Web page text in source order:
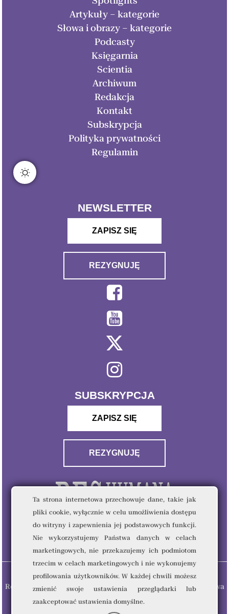
Artykuły – kategorie
Słowa i obrazy – kategorie
Podcasty
Księgarnia
Scientia
Archiwum
Redakcja
Kontakt
Subskrypcja
Polityka prywatności
Regulamin
NEWSLETTER
ZAPISZ SIĘ
REZYGNUJĘ
SUBSKRYPCJA
ZAPISZ SIĘ
REZYGNUJĘ
Res Humana & Quality Writing Sp. z o.o © 2023 - Wszelkie prawa
Ta strona internetowa przechowuje dane, takie jak
pliki cookie, wyłącznie w celu umożliwienia dostępu
do witryny i zapewnienia jej podstawowych funkcji.
Nie wykorzystujemy Państwa danych w celach
marketingowych, nie przekazujemy ich podmiotom
trzecim w celach marketingowych i nie wykonujemy
profilowania użytkowników. W każdej chwili możesz
zmienić swoje ustawienia przeglądarki lub
zaakceptować ustawienia domyślne.